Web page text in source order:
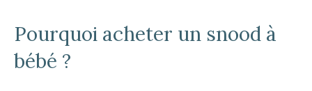
Pourquoi acheter un snood à
bébé ?